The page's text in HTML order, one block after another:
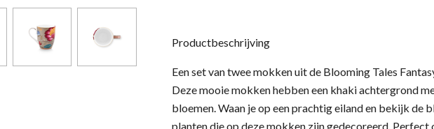
Productbeschrijving
Een set van twee mokken uit de Blooming Tales
Deze mooie mokken hebben een khaki achtergrond
bloemen. Waan je op een prachtig eiland en bekijk de
planten die op deze mokken zijn gedecoreerd. Perfect